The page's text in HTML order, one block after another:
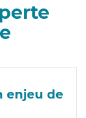
enjeu de